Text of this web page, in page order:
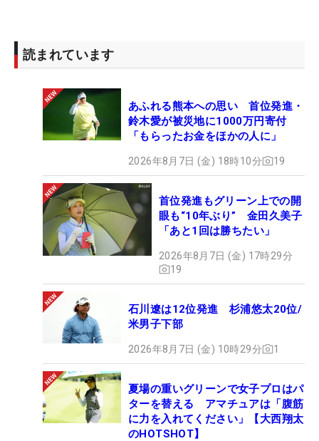
読まれています
あふれる熊本への思い 首位発進・
鈴木愛が被災地に1000万円寄付
「もらったお金をほかの人に」
2026年8月7日 (金) 18時10分 19
首位発進もグリーン上での開
眼も“10年ぶり” 金田久美子
「あと1回は勝ちたい」
2026年8月7日 (金) 17時29分
19
石川遼は12位発進 杉浦悠太20位/
米男子下部
2026年8月7日 (金) 10時29分 1
夏場の重いグリーンで女子プロはパ
ターを替える アマチュアは「腹筋
に力を入れてください」【大西翔太
のHOTSHOT】